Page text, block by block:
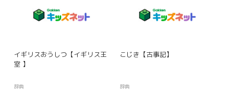
イギリスおうしつ【イギリス王
室 】
辞典
こじき【古事記】
辞典